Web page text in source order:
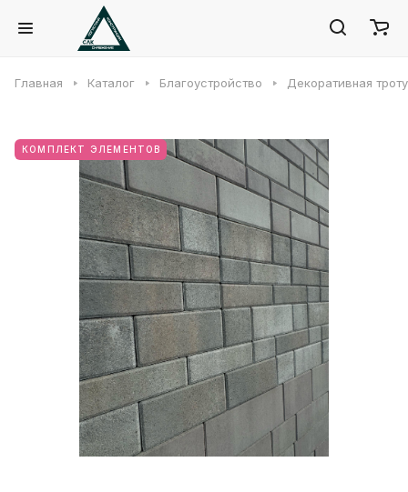
Главная Каталог Благоустройство Декоративная
КОМПЛЕКТ ЭЛЕМЕНТОВ